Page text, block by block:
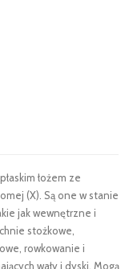
łożem ze
(X). Są one w stanie
jak wewnętrzne i
stożkowe,
rowkowanie i
wały i dyski. Mogą